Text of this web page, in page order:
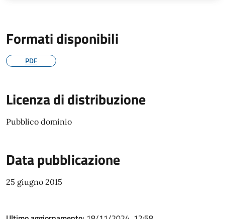
Formati disponibili
PDF
Licenza di distribuzione
Pubblico dominio
Data pubblicazione
25 giugno 2015